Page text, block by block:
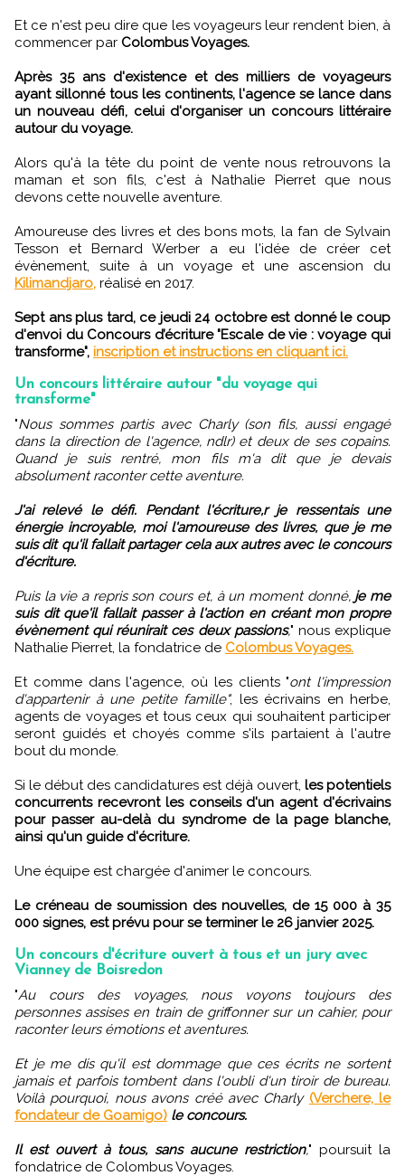
Et ce n'est peu dire que les voyageurs leur rendent bien, à
commencer par Colombus Voyages.
Après 35 ans d'existence et des milliers de voyageurs
ayant sillonné tous les continents, l'agence se lance dans
un nouveau défi, celui d'organiser un concours littéraire
autour du voyage.
Alors qu'à la tête du point de vente nous retrouvons la
maman et son fils, c'est à Nathalie Pierret que nous
devons cette nouvelle aventure.
Amoureuse des livres et des bons mots, la fan de Sylvain
Tesson et Bernard Werber a eu l'idée de créer cet
évènement, suite à un voyage et une ascension du
Kilimandjaro, réalisé en 2017.
Sept ans plus tard, ce jeudi 24 octobre est donné le coup
d'envoi du Concours d’écriture "Escale de vie : voyage qui
transforme", inscription et instructions en cliquant ici.
Un concours littéraire autour "du voyage qui
transforme"
"Nous sommes partis avec Charly (son fils, aussi engagé
dans la direction de l'agence, ndlr) et deux de ses copains.
Quand je suis rentré, mon fils m'a dit que je devais
absolument raconter cette aventure.
J'ai relevé le défi. Pendant l'écriture,r je ressentais une
énergie incroyable, moi l'amoureuse des livres, que je me
suis dit qu'il fallait partager cela aux autres avec le concours
d'écriture.
Puis la vie a repris son cours et, à un moment donné, je me
suis dit que'il fallait passer à l'action en créant mon propre
évènement qui réunirait ces deux passions," nous explique
Nathalie Pierret, la fondatrice de Colombus Voyages.
Et comme dans l'agence, où les clients "ont l'impression
d'appartenir à une petite famille", les écrivains en herbe,
agents de voyages et tous ceux qui souhaitent participer
seront guidés et choyés comme s'ils partaient à l'autre
bout du monde.
Si le début des candidatures est déjà ouvert, les potentiels
concurrents recevront les conseils d'un agent d'écrivains
pour passer au-delà du syndrome de la page blanche,
ainsi qu'un guide d'écriture.
Une équipe est chargée d'animer le concours.
Le créneau de soumission des nouvelles, de 15 000 à 35
000 signes, est prévu pour se terminer le 26 janvier 2025.
Un concours d'écriture ouvert à tous et un jury avec
Vianney de Boisredon
"Au cours des voyages, nous voyons toujours des
personnes assises en train de griffonner sur un cahier, pour
raconter leurs émotions et aventures.
Et je me dis qu'il est dommage que ces écrits ne sortent
jamais et parfois tombent dans l'oubli d'un tiroir de bureau.
Voilà pourquoi, nous avons créé avec Charly (Verchere, le
fondateur de Goamigo) le concours.
Il est ouvert à tous, sans aucune restriction," poursuit la
fondatrice de Colombus Voyages.